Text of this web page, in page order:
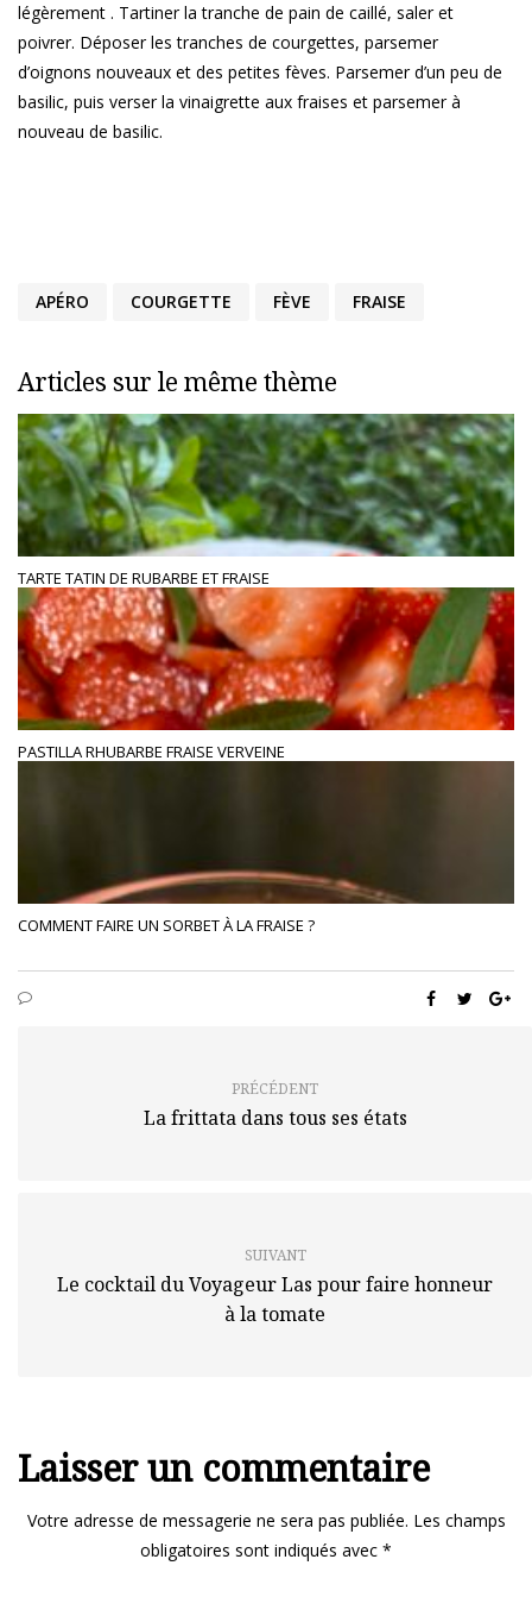
légèrement . Tartiner la tranche de pain de caillé, saler et
poivrer. Déposer les tranches de courgettes, parsemer
d’oignons nouveaux et des petites fèves. Parsemer d’un peu de
basilic, puis verser la vinaigrette aux fraises et parsemer à
nouveau de basilic.
APÉRO COURGETTE FÈVE FRAISE
Articles sur le même thème
TARTE TATIN DE RUBARBE ET FRAISE
PASTILLA RHUBARBE FRAISE VERVEINE
COMMENT FAIRE UN SORBET À LA FRAISE ?
PRÉCÉDENT
La frittata dans tous ses états
SUIVANT
Le cocktail du Voyageur Las pour faire honneur
à la tomate
Laisser un commentaire
Votre adresse de messagerie ne sera pas publiée. Les champs
obligatoires sont indiqués avec *